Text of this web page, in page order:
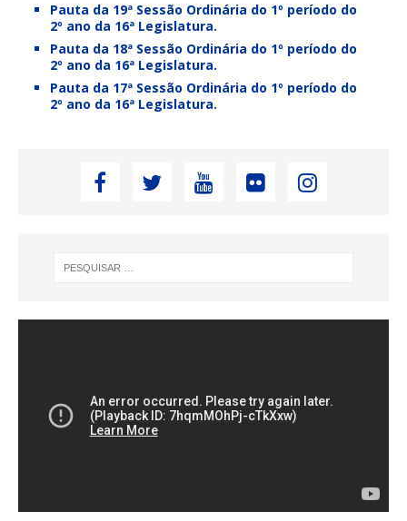
Pauta da 19ª Sessão Ordinária do 1º período do
2º ano da 16ª Legislatura.
Pauta da 18ª Sessão Ordinária do 1º período do
2º ano da 16ª Legislatura.
Pauta da 17ª Sessão Ordinária do 1º período do
2º ano da 16ª Legislatura.